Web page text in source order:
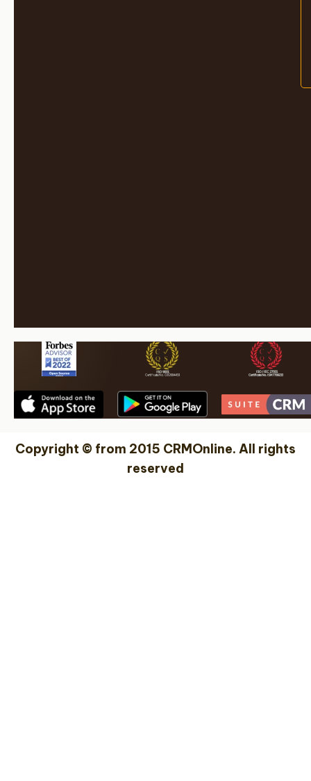
Copyright © from 2015 CRMOnline. All rights
reserved